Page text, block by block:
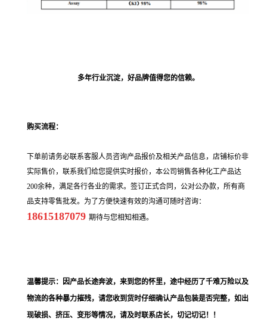
多年行业沉淀，好品牌值得您的信赖。
购买流程：
下单前请务必联系客服人员咨询产品报价及相关产品信息，店铺标价非
实际售价，联系我们给您提供实时报价，本公司销售各种化工产品达
200余种，满足各行各业的需求。签订正式合同，公对公办款，所有商
品支持零售批发。为了方便快速有效的沟通可随时咨询：
18615187079 期待与您相知相遇。
温馨提示：因产品长途奔波，来到您的怀里，途中经历了千难万险以及
物流的各种暴力摧残，请您收到货时仔细确认产品包装是否完整，如出
现破损、挤压、变形等情况，请及时联系店长，切记切记！！